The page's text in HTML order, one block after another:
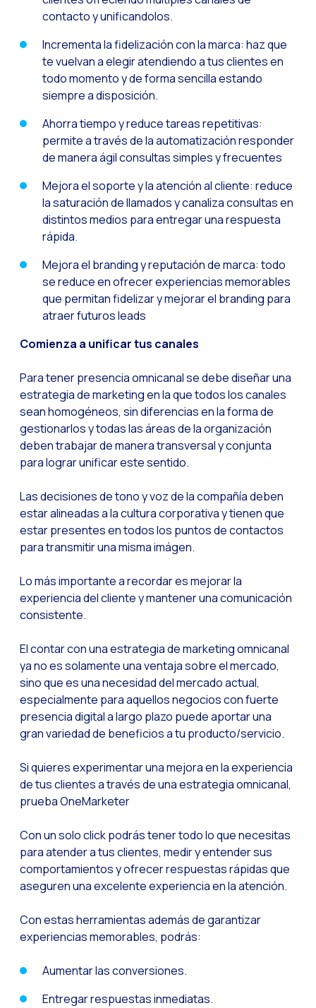
CX social: A
​​Catálogo
Somos Business
Você conhece o
Aumentando a
Validação
contacto y unificandolos.
Incrementa la fidelización con la marca: haz que
te vuelvan a elegir atendiendo a tus clientes en
todo momento y de forma sencilla estando
siempre a disposición.
Ahorra tiempo y reduce tareas repetitivas:
permite a través de la automatización responder
de manera ágil consultas simples y frecuentes
Mejora el soporte y la atención al cliente: reduce
la saturación de llamados y canaliza consultas en
distintos medios para entregar una respuesta
rápida.
Mejora el branding y reputación de marca: todo
se reduce en ofrecer experiencias memorables
que permitan fidelizar y mejorar el branding para
atraer futuros leads
Comienza a unificar tus canales
Para tener presencia omnicanal se debe diseñar una
estrategia de marketing en la que todos los canales
sean homogéneos, sin diferencias en la forma de
gestionarlos y todas las áreas de la organización
deben trabajar de manera transversal y conjunta
para lograr unificar este sentido.
Las decisiones de tono y voz de la compañía deben
estar alineadas a la cultura corporativa y tienen que
estar presentes en todos los puntos de contactos
para transmitir una misma imágen.
Lo más importante a recordar es mejorar la
experiencia del cliente y mantener una comunicación
consistente.
El contar con una estrategia de marketing omnicanal
ya no es solamente una ventaja sobre el mercado,
sino que es una necesidad del mercado actual,
especialmente para aquellos negocios con fuerte
presencia digital a largo plazo puede aportar una
gran variedad de beneficios a tu producto/servicio.
Si quieres experimentar una mejora en la experiencia
de tus clientes a través de una estrategia omnicanal,
prueba OneMarketer
Con un solo click podrás tener todo lo que necesitas
para atender a tus clientes, medir y entender sus
comportamientos y ofrecer respuestas rápidas que
aseguren una excelente experiencia en la atención.
Con estas herramientas además de garantizar
experiencias memorables, podrás:
Aumentar las conversiones.
Entregar respuestas inmediatas.